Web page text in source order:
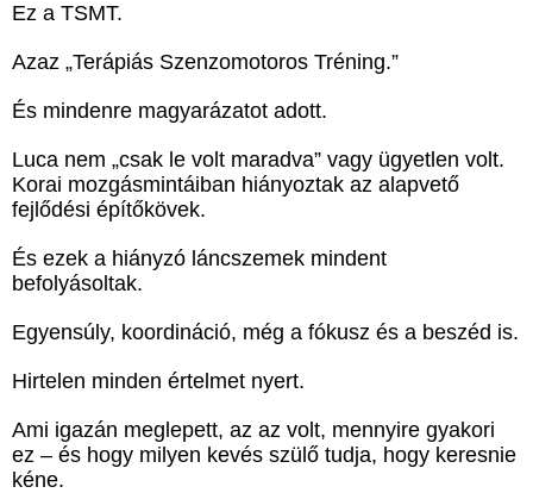
Ez a TSMT.
Azaz „Terápiás Szenzomotoros Tréning.”
És mindenre magyarázatot adott.
Luca nem „csak le volt maradva” vagy ügyetlen volt.
Korai mozgásmintáiban hiányoztak az alapvető
fejlődési építőkövek.
És ezek a hiányzó láncszemek mindent
befolyásoltak.
Egyensúly, koordináció, még a fókusz és a beszéd is.
Hirtelen minden értelmet nyert.
Ami igazán meglepett, az az volt, mennyire gyakori
ez – és hogy milyen kevés szülő tudja, hogy keresnie
kéne.